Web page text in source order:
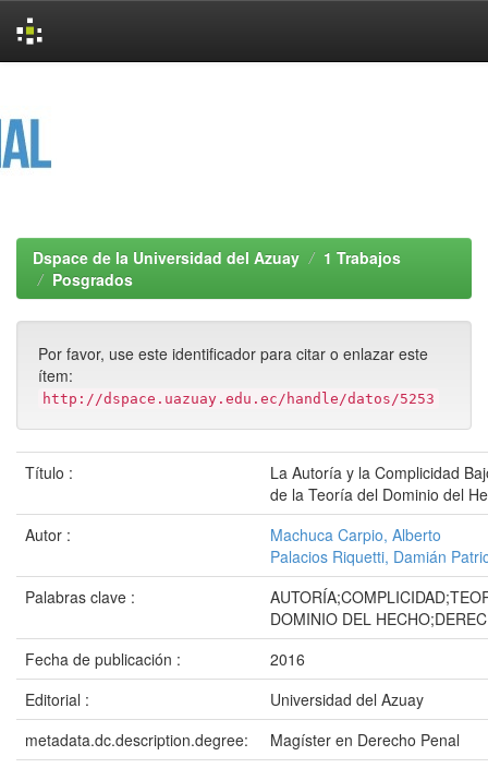
Dspace de la Universidad del Azuay
1 Trabajos
Posgrados
Por favor, use este identificador para citar o enlazar este
ítem:
http://dspace.uazuay.edu.ec/handle/datos/5253
Título :
La Autoría y la Complicidad
de la Teoría del Dominio del
Autor :
Machuca Carpio, Alberto
Palacios Riquetti, Damián
Palabras clave :
DOMINIO DEL
Fecha de publicación :
2016
Editorial :
Universidad del Azuay
metadata.dc.description.degree:
Magíster en Derecho Penal